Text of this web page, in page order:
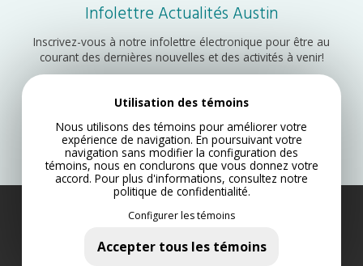
Infolettre Actualités Austin
Inscrivez-vous à notre infolettre électronique pour être au
courant des dernières nouvelles et des activités à venir!
Municipalité d’Austin 2022
Plan du site
Politique de confidentialité
Utilisation des témoins
Nous utilisons des témoins pour améliorer votre
expérience de navigation. En poursuivant votre
navigation sans modifier la configuration des
témoins, nous en conclurons que vous donnez votre
accord. Pour plus d'informations, consultez notre
politique de confidentialité.
Configurer les témoins
Accepter tous les témoins